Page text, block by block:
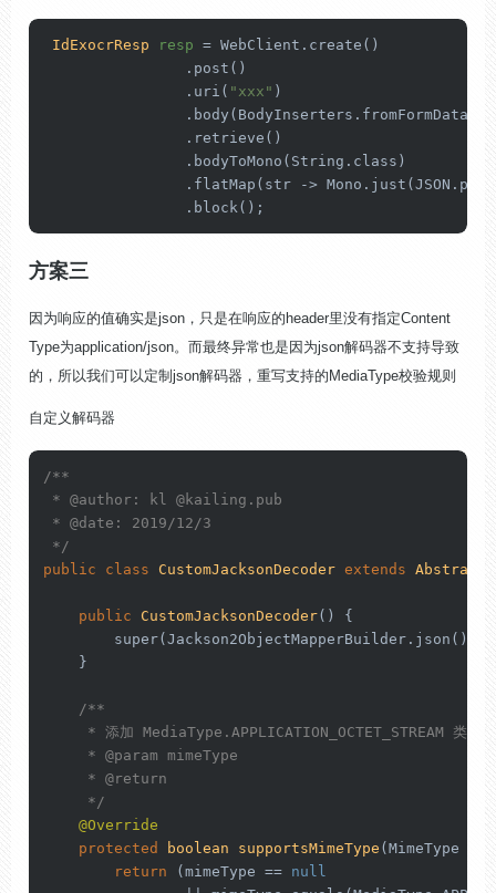
IdExocrResp resp = WebClient.create()
                .post()
                .uri(
"xxx" )
                .retrieve()
                .bodyToMono(String.class)
.flatMap(str ->
                .block();
方案三
因为响应的值确实是json，只是在响应的header里没有指定Content
Type为application/json。而最终异常也是因为json解码器不支持导致
的，所以我们可以定制json解码器，重写支持的MediaType校验规则
自定义解码器
/**
* @author : kl @kailing .pub
* @date : 2019/12/3
*/
public
class CustomJacksonDecoder extends
public CustomJacksonDecoder()
{
super
    }
/**
* 添加 MediaType.APPLICATION_OCTET_STREAM 类型的
     *
@param mimeType
     *
@return
     */
@Override
protected
boolean supportsMimeType (MimeType
return (mimeType == null